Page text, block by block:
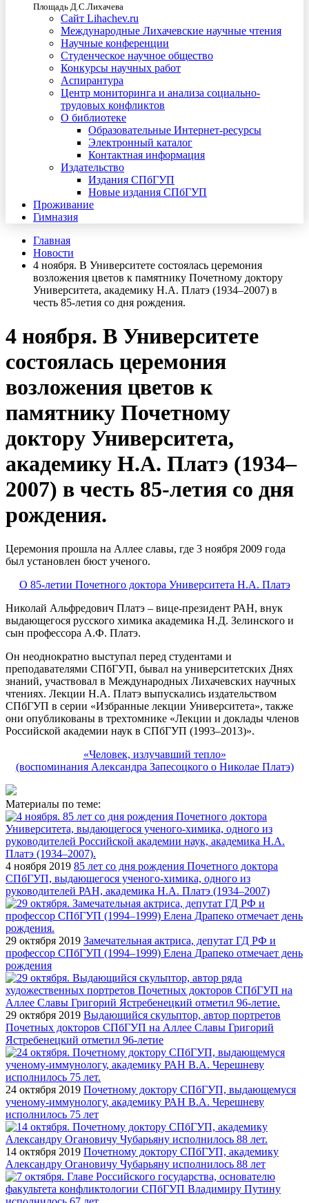
Площадь Д.С.Лихачева
Сайт Lihachev.ru
Международные Лихачевские научные чтения
Научные конференции
Студенческое научное общество
Конкурсы научных работ
Аспирантура
Центр мониторинга и анализа социально-
трудовых конфликтов
О библиотеке
Образовательные Интернет-ресурсы
Электронный каталог
Контактная информация
Издательство
Издания СПбГУП
Новые издания СПбГУП
Проживание
Гимназия
Главная
Новости
4 ноября. В Университете состоялась церемония
возложения цветов к памятнику Почетному доктору
Университета, академику Н.А. Платэ (1934–2007) в
честь 85-летия со дня рождения.
4 ноября. В Университете
состоялась церемония
возложения цветов к
памятнику Почетному
доктору Университета,
академику Н.А. Платэ (1934–
2007) в честь 85-летия со дня
рождения.
Церемония прошла на Аллее славы, где 3 ноября 2009 года
был установлен бюст ученого.
О 85-летии Почетного доктора Университета Н.А. Платэ
Николай Альфредович Платэ – вице-президент РАН, внук
выдающегося русского химика академика Н.Д. Зелинского и
сын профессора А.Ф. Платэ.
Он неоднократно выступал перед студентами и
преподавателями СПбГУП, бывал на университетских Днях
знаний, участвовал в Международных Лихачевских научных
чтениях. Лекции Н.А. Платэ выпускались издательством
СПбГУП в серии «Избранные лекции Университета», также
они опубликованы в трехтомнике «Лекции и доклады членов
Российской академии наук в СПбГУП (1993–2013)».
«Человек, излучавший тепло»
(воспоминания Александра Запесоцкого о Николае Платэ)
Материалы по теме:
4 ноября 2019 85 лет со дня рождения Почетного доктора
СПбГУП, выдающегося ученого-химика, одного из
руководителей РАН, академика Н.А. Платэ (1934–2007)
29 октября 2019 Замечательная актриса, депутат ГД РФ и
профессор СПбГУП (1994–1999) Елена Драпеко отмечает день
рождения
29 октября 2019 Выдающийся скульптор, автор портретов
Почетных докторов СПбГУП на Аллее Славы Григорий
Ястребенецкий отметил 96-летие
24 октября 2019 Почетному доктору СПбГУП, выдающемуся
ученому-иммунологу, академику РАН В.А. Черешневу
исполнилось 75 лет
14 октября 2019 Почетному доктору СПбГУП, академику
Александру Огановичу Чубарьяну исполнилось 88 лет